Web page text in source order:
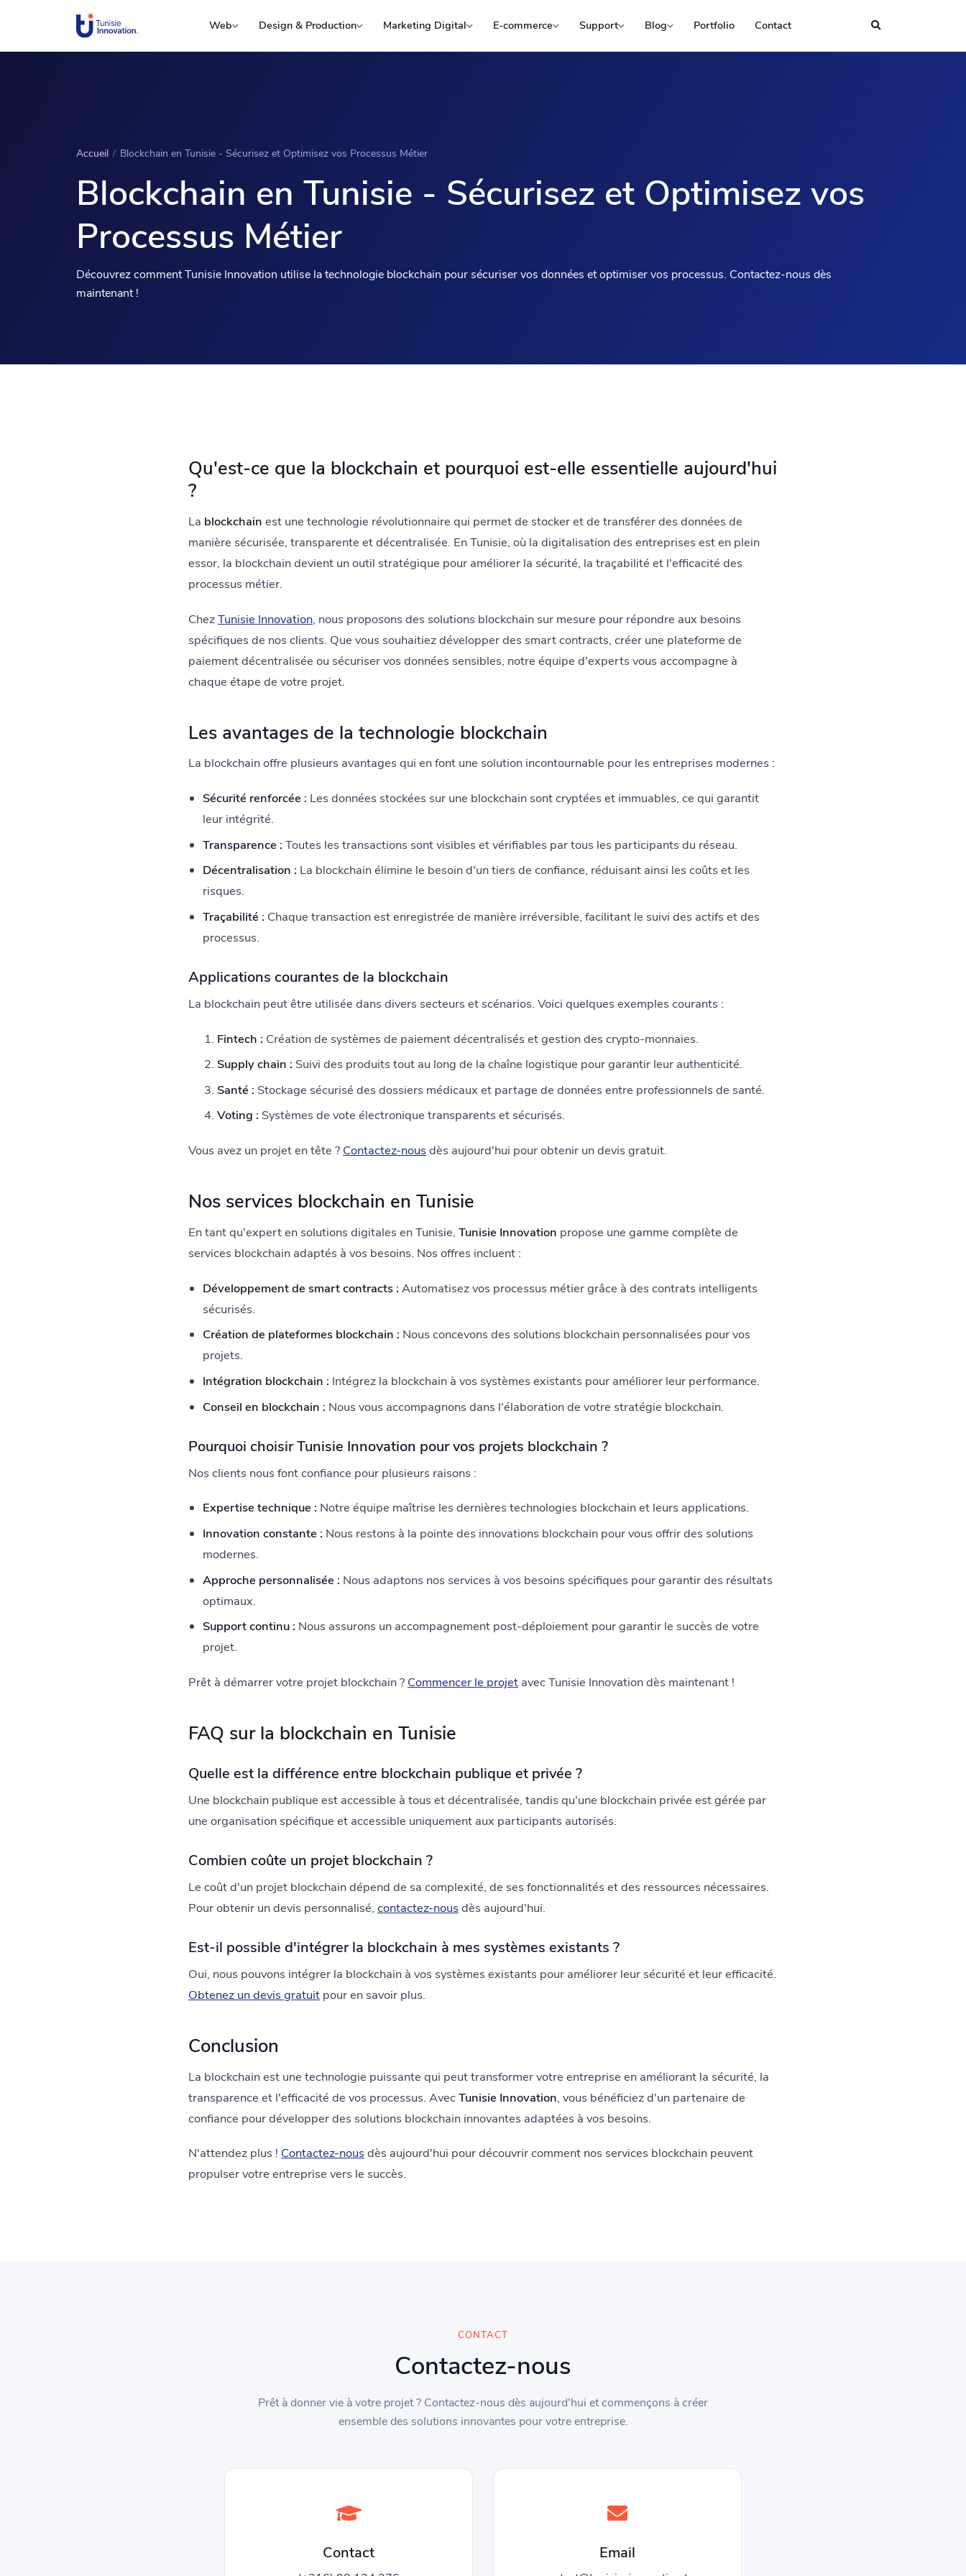
Web Design & Production Marketing Digital E-commerce Support Blog Portfolio Contact
Accueil / Blockchain en Tunisie - Sécurisez et Optimisez vos Processus Métier
Blockchain en Tunisie - Sécurisez et Optimisez vos
Processus Métier
Découvrez comment Tunisie Innovation utilise la technologie blockchain pour sécuriser vos données et optimiser vos processus. Contactez-nous dès
maintenant !
Qu'est-ce que la blockchain et pourquoi est-elle essentielle aujourd'hui
?
La blockchain est une technologie révolutionnaire qui permet de stocker et de transférer des données de
manière sécurisée, transparente et décentralisée. En Tunisie, où la digitalisation des entreprises est en plein
essor, la blockchain devient un outil stratégique pour améliorer la sécurité, la traçabilité et l'efficacité des
processus métier.
ChezTunisie Innovation, nous proposons des solutions blockchain sur mesure pour répondre aux besoins
spécifiques de nos clients. Que vous souhaitiez développer des smart contracts, créer une plateforme de
paiement décentralisée ou sécuriser vos données sensibles, notre équipe d'experts vous accompagne à
chaque étape de votre projet.
Les avantages de la technologie blockchain
La blockchain offre plusieurs avantages qui en font une solution incontournable pour les entreprises modernes :
Sécurité renforcée : Les données stockées sur une blockchain sont cryptées et immuables, ce qui garantit
leur intégrité.
Transparence : Toutes les transactions sont visibles et vérifiables par tous les participants du réseau.
Décentralisation : La blockchain élimine le besoin d'un tiers de confiance, réduisant ainsi les coûts et les
risques.
Traçabilité : Chaque transaction est enregistrée de manière irréversible, facilitant le suivi des actifs et des
processus.
Applications courantes de la blockchain
La blockchain peut être utilisée dans divers secteurs et scénarios. Voici quelques exemples courants :
Fintech : Création de systèmes de paiement décentralisés et gestion des crypto-monnaies.
Supply chain : Suivi des produits tout au long de la chaîne logistique pour garantir leur authenticité.
Santé : Stockage sécurisé des dossiers médicaux et partage de données entre professionnels de santé.
Voting : Systèmes de vote électronique transparents et sécurisés.
Vous avez un projet en tête ? Contactez-nous dès aujourd'hui pour obtenir un devis gratuit.
Nos services blockchain en Tunisie
En tant qu'expert en solutions digitales en Tunisie, Tunisie Innovation propose une gamme complète de
services blockchain adaptés à vos besoins. Nos offres incluent :
Développement de smart contracts : Automatisez vos processus métier grâce à des contrats intelligents
sécurisés.
Création de plateformes blockchain : Nous concevons des solutions blockchain personnalisées pour vos
projets.
Intégration blockchain : Intégrez la blockchain à vos systèmes existants pour améliorer leur performance.
Conseil en blockchain : Nous vous accompagnons dans l'élaboration de votre stratégie blockchain.
Pourquoi choisir Tunisie Innovation pour vos projets blockchain ?
Nos clients nous font confiance pour plusieurs raisons :
Expertise technique : Notre équipe maîtrise les dernières technologies blockchain et leurs applications.
Innovation constante : Nous restons à la pointe des innovations blockchain pour vous offrir des solutions
modernes.
Approche personnalisée : Nous adaptons nos services à vos besoins spécifiques pour garantir des résultats
optimaux.
Support continu : Nous assurons un accompagnement post-déploiement pour garantir le succès de votre
projet.
Prêt à démarrer votre projet blockchain ? Commencer le projet avec Tunisie Innovation dès maintenant !
FAQ sur la blockchain en Tunisie
Quelle est la différence entre blockchain publique et privée ?
Une blockchain publique est accessible à tous et décentralisée, tandis qu'une blockchain privée est gérée par
une organisation spécifique et accessible uniquement aux participants autorisés.
Combien coûte un projet blockchain ?
Le coût d'un projet blockchain dépend de sa complexité, de ses fonctionnalités et des ressources nécessaires.
Pour obtenir un devis personnalisé, contactez-nous dès aujourd'hui.
Est-il possible d'intégrer la blockchain à mes systèmes existants ?
Oui, nous pouvons intégrer la blockchain à vos systèmes existants pour améliorer leur sécurité et leur efficacité.
Obtenez un devis gratuit pour en savoir plus.
Conclusion
La blockchain est une technologie puissante qui peut transformer votre entreprise en améliorant la sécurité, la
transparence et l'efficacité de vos processus. AvecTunisie Innovation, vous bénéficiez d'un partenaire de
confiance pour développer des solutions blockchain innovantes adaptées à vos besoins.
N'attendez plus ! Contactez-nous dès aujourd'hui pour découvrir comment nos services blockchain peuvent
propulser votre entreprise vers le succès.
CONTACT
Contactez-nous
Prêt à donner vie à votre projet ? Contactez-nous dès aujourd'hui et commençons à créer
ensemble des solutions innovantes pour votre entreprise.
Contact Email